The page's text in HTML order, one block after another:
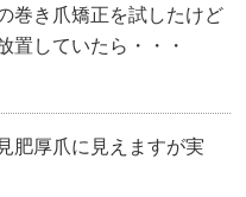
巻き爪矯正を試したけど
置していたら・・・
肥厚爪に見えますが実